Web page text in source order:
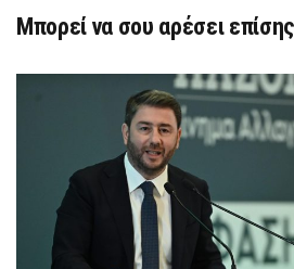
Μπορεί να σου αρέσει